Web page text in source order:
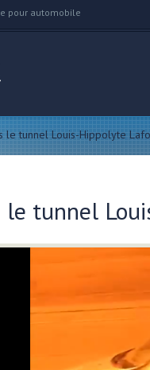
pour automobile
le tunnel Louis-Hippolyte
le tunnel